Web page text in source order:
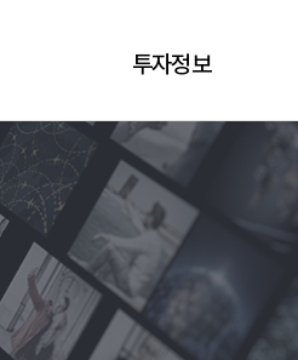
투자정보
재무정보
공시
IR 자료실